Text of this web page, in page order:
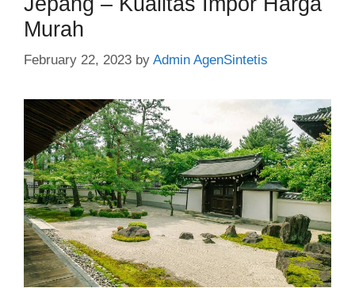
Murah
February 22, 2023 by Admin AgenSintetis